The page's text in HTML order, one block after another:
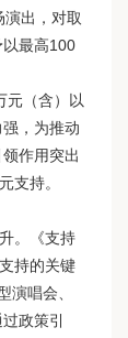
出，对取
最高100
元（含）以
，为推动
作用突出
支持。
。《支持
持的关键
演唱会、
政策引